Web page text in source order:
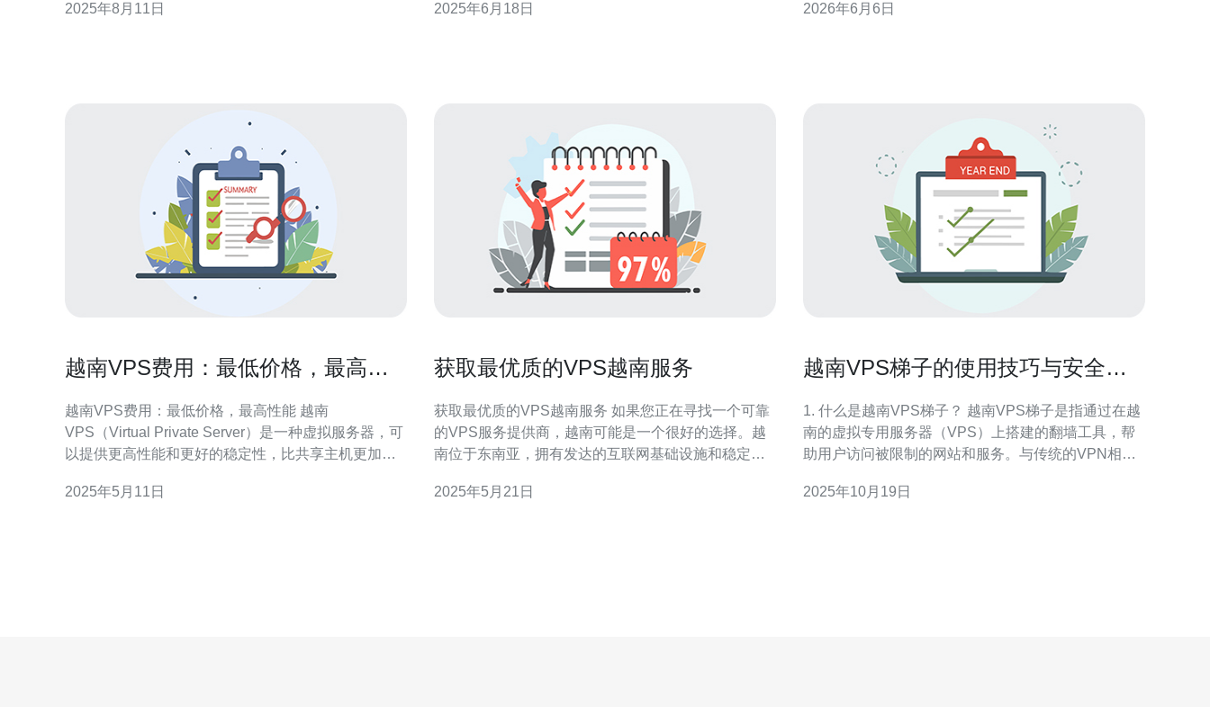
么选择越南VPS m.ucloud.cn，并提供具体的操作指
2025年8月11日
选择之一。 越南原生IP VPS服务具有以下优势： 稳定
2025年6月18日
网IP非固定分配，常见于居民宽带或某些虚拟化环
2026年6月6日
越南VPS费用：最低价格，最高性
越南VPS费用：最低价格，最高性能 越南
VPS（Virtual Private Server）是一种虚拟服务器，可
以提供更高性能和更好的稳定性，比共享主机更加灵
素，本文将介绍越南VPS的费用情况，包括最低价格
2025年5月11日
获取最优质的VPS越南服务
获取最优质的VPS越南服务 如果您正在寻找一个可靠
的VPS服务提供商，越南可能是一个很好的选择。越
南位于东南亚，拥有发达的互联网基础设施和稳定的
绍如何获取最优质的VPS越南服务。 首先，您需要选
2025年5月21日
越南VPS梯子的使用技巧与安全注
1. 什么是越南VPS梯子？ 越南VPS梯子是指通过在越
南的虚拟专用服务器（VPS）上搭建的翻墙工具，帮
助用户访问被限制的网站和服务。与传统的VPN相
可以根据自己的需求自行配置和管理梯子服务。 2. 如
2025年10月19日